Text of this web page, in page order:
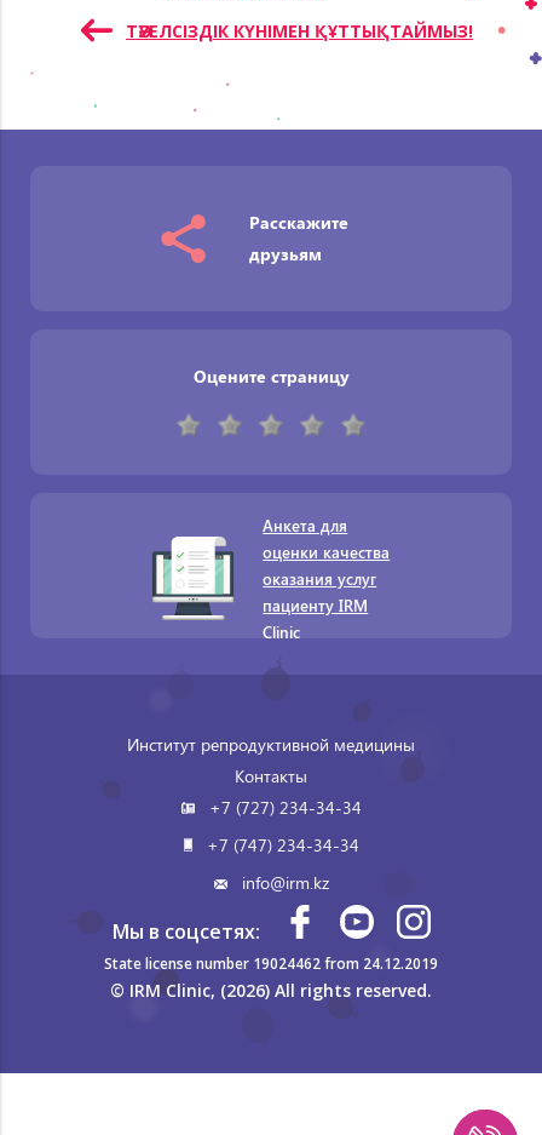
записям
ТӘУЕЛСІЗДІК КҮНІМЕН ҚҰТТЫҚТАЙМЫЗ!
Расскажите
друзьям
Оцените страницу
Анкета для
оценки качества
оказания услуг
пациенту IRM
Clinic
Институт репродуктивной медицины
Контакты
+7 (727) 234-34-34
+7 (747) 234-34-34
info@irm.kz
Мы в соцсетях:
State license number 19024462 from 24.12.2019
© IRM Clinic, (2026) All rights reserved.